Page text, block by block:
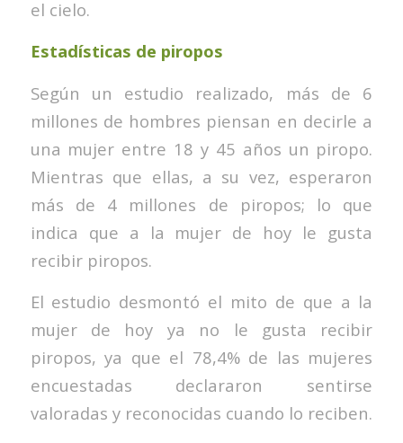
el cielo.
Estadísticas de piropos
Según un estudio realizado, más de 6
millones de hombres piensan en decirle a
una mujer entre 18 y 45 años un piropo.
Mientras que ellas, a su vez, esperaron
más de 4 millones de piropos; lo que
indica que a la mujer de hoy le gusta
recibir piropos.
El estudio desmontó el mito de que a la
mujer de hoy ya no le gusta recibir
piropos, ya que el 78,4% de las mujeres
encuestadas declararon sentirse
valoradas y reconocidas cuando lo reciben.